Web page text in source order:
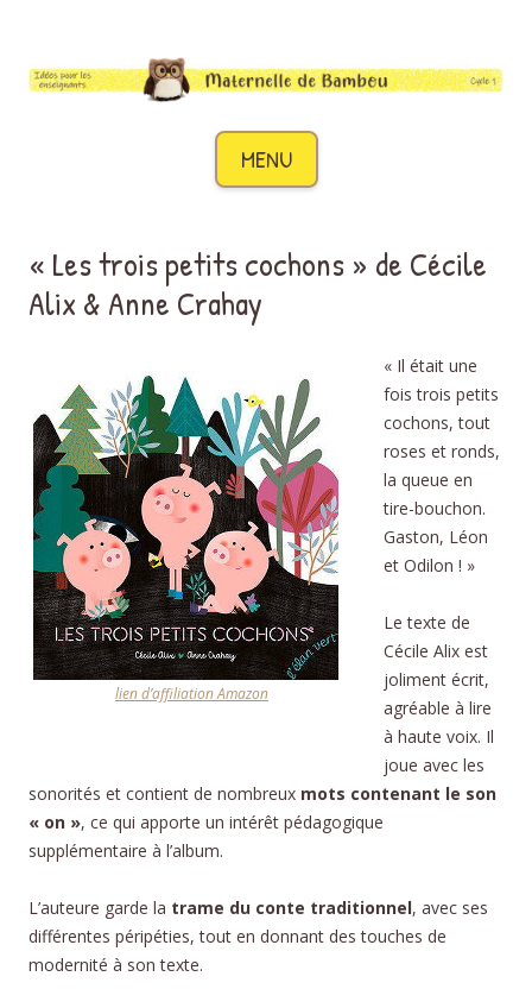
MENU
Aller au contenu
« Les trois petits cochons » de Cécile
Alix & Anne Crahay
lien d’affiliation Amazon
« Il était une
fois trois petits
cochons, tout
roses et ronds,
la queue en
tire-bouchon.
Gaston, Léon
et Odilon ! »
Le texte de
Cécile Alix est
joliment écrit,
agréable à lire
à haute voix. Il
joue avec les
sonorités et contient de nombreux mots contenant le son
« on », ce qui apporte un intérêt pédagogique
supplémentaire à l’album.
L’auteure garde la trame du conte traditionnel, avec ses
différentes péripéties, tout en donnant des touches de
modernité à son texte.